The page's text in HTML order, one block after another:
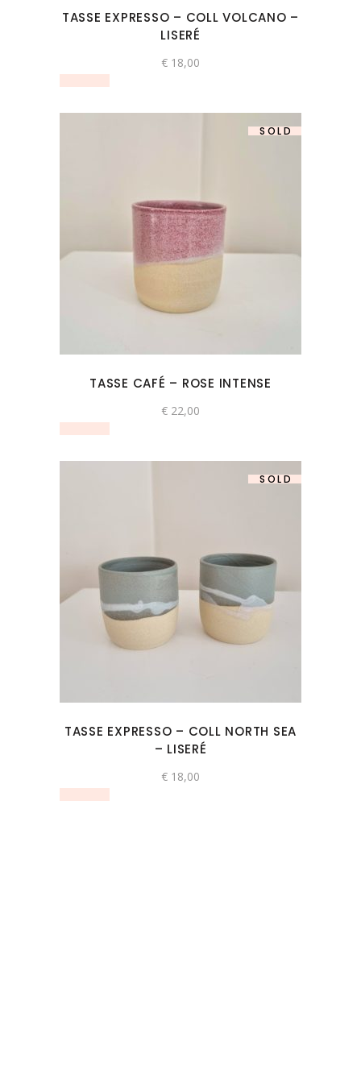
TASSE EXPRESSO – COLL VOLCANO –
LISERÉ
€ 18,00
SOLD
TASSE CAFÉ – ROSE INTENSE
€ 22,00
SOLD
TASSE EXPRESSO – COLL NORTH SEA
– LISERÉ
€ 18,00